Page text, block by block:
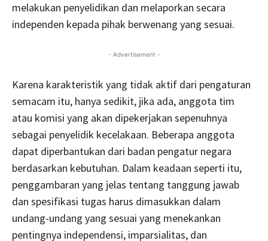
melakukan penyelidikan dan melaporkan secara
independen kepada pihak berwenang yang sesuai.
- Advertisement -
Karena karakteristik yang tidak aktif dari pengaturan
semacam itu, hanya sedikit, jika ada, anggota tim
atau komisi yang akan dipekerjakan sepenuhnya
sebagai penyelidik kecelakaan. Beberapa anggota
dapat diperbantukan dari badan pengatur negara
berdasarkan kebutuhan. Dalam keadaan seperti itu,
penggambaran yang jelas tentang tanggung jawab
dan spesifikasi tugas harus dimasukkan dalam
undang-undang yang sesuai yang menekankan
pentingnya independensi, imparsialitas, dan